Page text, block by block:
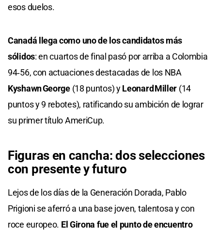
esos duelos.
Canadá llega como uno de los candidatos más
sólidos: en cuartos de final pasó por arriba a Colombia
94‑56, con actuaciones destacadas de los NBA
Kyshawn George(18 puntos) yLeonard Miller (14
puntos y 9 rebotes), ratificando su ambición de lograr
su primer título AmeriCup.
Figuras en cancha: dos selecciones
con presente y futuro
Lejos de los días de la Generación Dorada, Pablo
Prigioni se aferró a una base joven, talentosa y con
roce europeo. El Girona fue el punto de encuentro